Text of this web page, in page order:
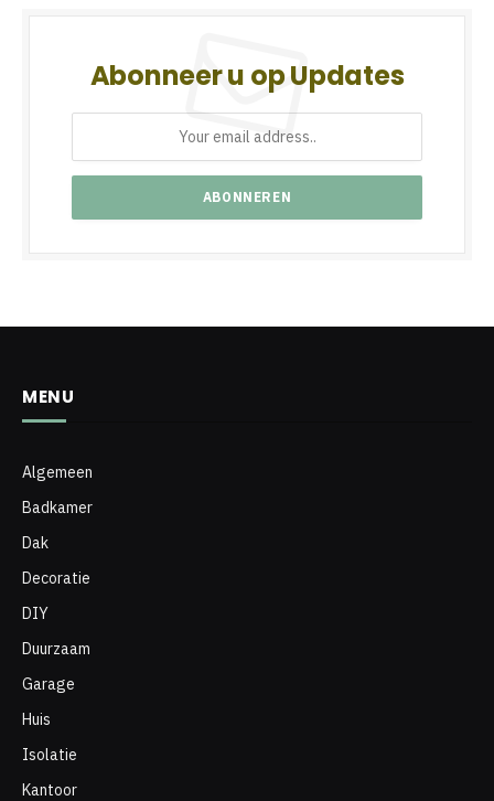
Abonneer u op Updates
MENU
Algemeen
Badkamer
Dak
Decoratie
DIY
Duurzaam
Garage
Huis
Isolatie
Kantoor